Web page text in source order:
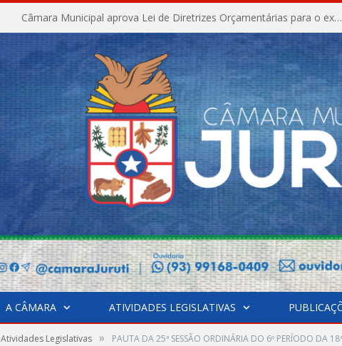
Câmara Municipal aprova Lei de Diretrizes Orçamentárias para o exercício financeiro de 2027
A CÂMARA ATIVIDADES LEGISLATIVAS
Atividades Legislativas » PAUTA DA 25ª SESSÃO ORDINÁRIA DO 6º PERÍODO DA